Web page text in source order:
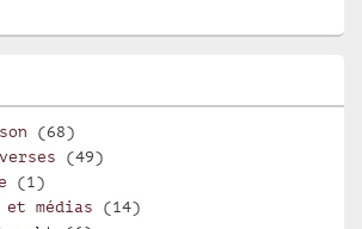
(68)
(49)
(1)
et médias (14)